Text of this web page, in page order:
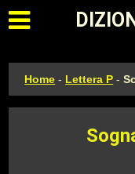
Apri il
Home - Lettera P -